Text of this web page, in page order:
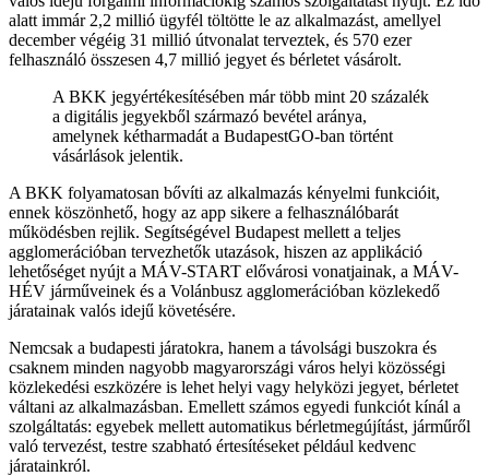
alatt immár 2,2 millió ügyfél töltötte le az alkalmazást, amellyel
december végéig 31 millió útvonalat terveztek, és 570 ezer
felhasználó összesen 4,7 millió jegyet és bérletet vásárolt.
A BKK jegyértékesítésében már több mint 20 százalék
a digitális jegyekből származó bevétel aránya,
amelynek kétharmadát a BudapestGO-ban történt
vásárlások jelentik.
A BKK folyamatosan bővíti az alkalmazás kényelmi funkcióit,
ennek köszönhető, hogy az app sikere a felhasználóbarát
működésben rejlik. Segítségével Budapest mellett a teljes
agglomerációban tervezhetők utazások, hiszen az applikáció
lehetőséget nyújt a MÁV-START elővárosi vonatjainak, a MÁV-
HÉV járműveinek és a Volánbusz agglomerációban közlekedő
járatainak valós idejű követésére.
Nemcsak a budapesti járatokra, hanem a távolsági buszokra és
csaknem minden nagyobb magyarországi város helyi közösségi
közlekedési eszközére is lehet helyi vagy helyközi jegyet, bérletet
váltani az alkalmazásban. Emellett számos egyedi funkciót kínál a
szolgáltatás: egyebek mellett automatikus bérletmegújítást, járműről
való tervezést, testre szabható értesítéseket például kedvenc
járatainkról.